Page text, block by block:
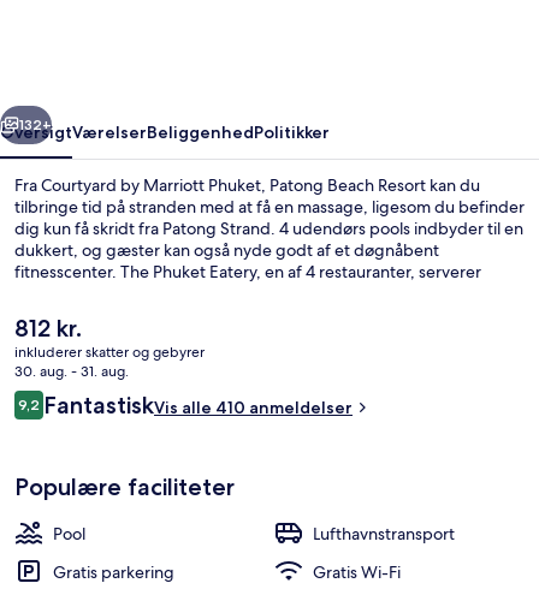
Resort
Næste
132+
OversigtVærelserBeliggenhedPolitikker
Fra Courtyard by Marriott Phuket, Patong Beach Resort kan du
tilbringe tid på stranden med at få en massage, ligesom du befinder
dig kun få skridt fra Patong Strand. 4 udendørs pools indbyder til en
dukkert, og gæster kan også nyde godt af et døgnåbent
fitnesscenter. The Phuket Eatery, en af 4 restauranter, serverer
aftensmad. Andre højdepunkter tæller 2 poolbarer, en gratis
børneklub og en børnepool.
Den
nuværende
pris
er
812 kr.
812 kr.
inkluderer skatter og gebyrer
30. aug. - 31. aug.
Anmeldelser
9,29,2 ud af 10.
FantastiskVis alle 410 anmeldelser
Populære faciliteter
Pool
Lufthavnstransport
Gratis parkering
Gratis Wi-Fi